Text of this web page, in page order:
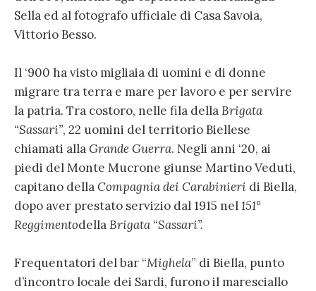
Sella ed al fotografo ufficiale di Casa Savoia,
Vittorio Besso.
Il ‘900 ha visto migliaia di uomini e di donne
migrare tra terra e mare per lavoro e per servire
la patria. Tra costoro, nelle fila dellaBrigata
“Sassari”, 22 uomini del territorio Biellese
chiamati allaGrande Guerra. Negli anni ‘20, ai
piedi del Monte Mucrone giunse Martino Veduti,
capitano dellaCompagnia dei Carabinieri di Biella,
dopo aver prestato servizio dal 1915 nel151°
ReggimentodellaBrigata “Sassari”.
Frequentatori del bar “Mighela” di Biella, punto
d’incontro locale dei Sardi, furono il maresciallo